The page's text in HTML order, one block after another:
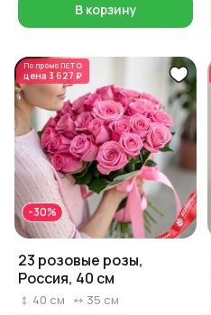
В корзину
По промоЛЕТО
цена 3 627 ₽
-30%
23 розовые розы,
Россия, 40 см
40 см 35 см